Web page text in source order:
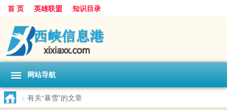
首 页 英雄联盟 知识目录
网站导航
> 有关“暴雪”的文章